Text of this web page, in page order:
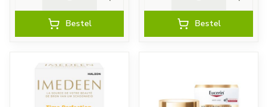
Bestel Bestel